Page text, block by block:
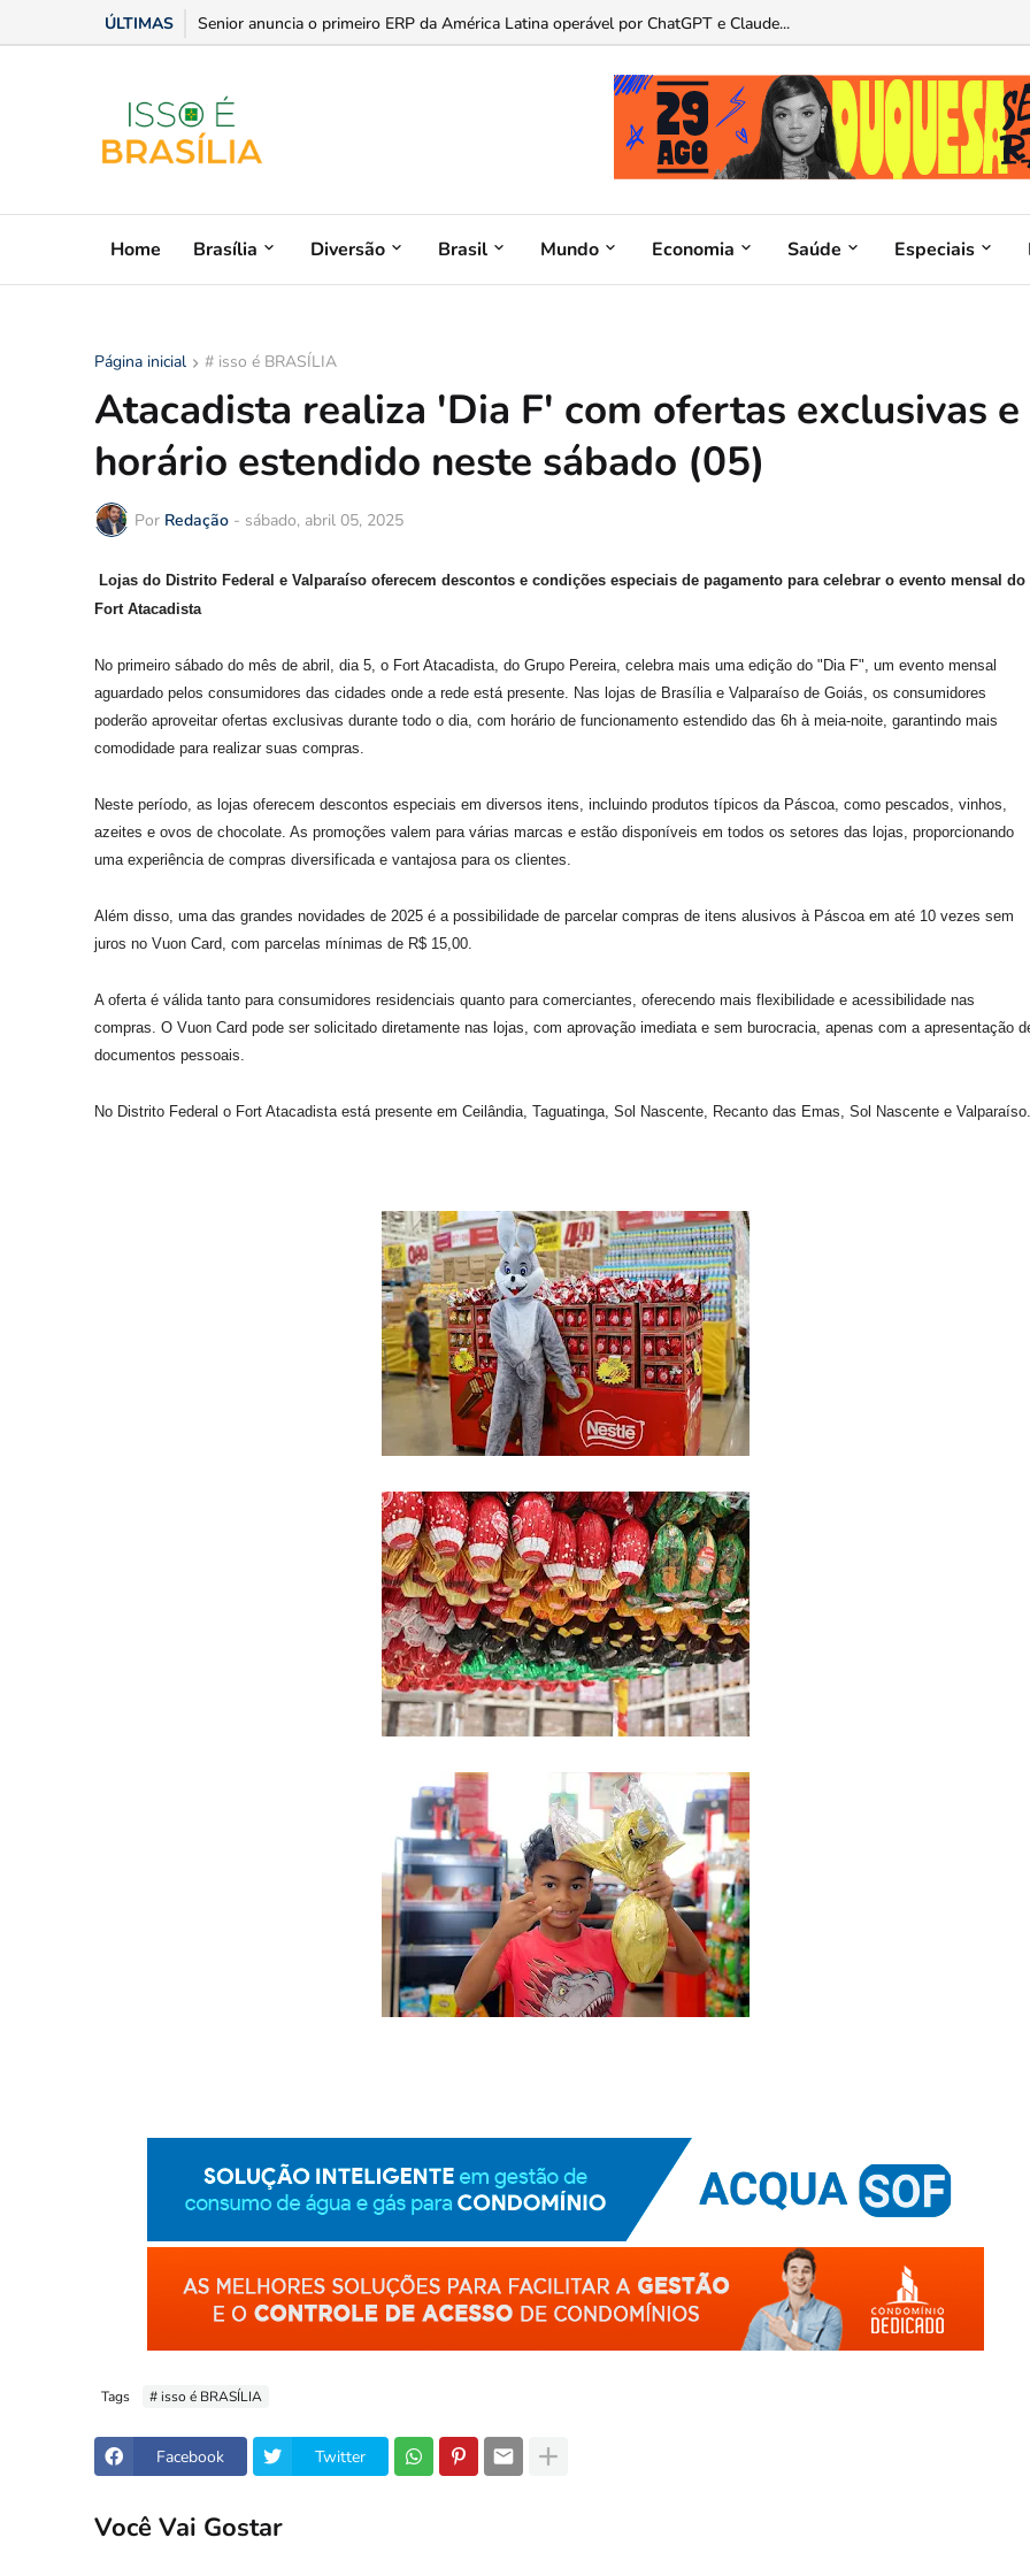
ÚLTIMAS Estilo, praticidade e paixão sobre rodas: dicas de presentes para pais apaixonados por carros...
Home Brasília Diversão Brasil Mundo Economia Saúde Especiais
Página inicial # isso é BRASÍLIA
Atacadista realiza 'Dia F' com ofertas exclusivas e
horário estendido neste sábado (05)
Por Redação - sábado, abril 05, 2025
Lojas do Distrito Federal e Valparaíso oferecem descontos e condições especiais de pagamento para celebrar o evento mensal do
Fort Atacadista
No primeiro sábado do mês de abril, dia 5, o Fort Atacadista, do Grupo Pereira, celebra mais uma edição do "Dia F", um evento mensal
aguardado pelos consumidores das cidades onde a rede está presente. Nas lojas de Brasília e Valparaíso de Goiás, os consumidores
poderão aproveitar ofertas exclusivas durante todo o dia, com horário de funcionamento estendido das 6h à meia-noite, garantindo mais
comodidade para realizar suas compras.
Neste período, as lojas oferecem descontos especiais em diversos itens, incluindo produtos típicos da Páscoa, como pescados, vinhos,
azeites e ovos de chocolate. As promoções valem para várias marcas e estão disponíveis em todos os setores das lojas, proporcionando
uma experiência de compras diversificada e vantajosa para os clientes.
Além disso, uma das grandes novidades de 2025 é a possibilidade de parcelar compras de itens alusivos à Páscoa em até 10 vezes sem
juros no Vuon Card, com parcelas mínimas de R$ 15,00.
A oferta é válida tanto para consumidores residenciais quanto para comerciantes, oferecendo mais flexibilidade e acessibilidade nas
compras. O Vuon Card pode ser solicitado diretamente nas lojas, com aprovação imediata e sem burocracia, apenas com a apresentação
documentos pessoais.
No Distrito Federal o Fort Atacadista está presente em Ceilândia, Taguatinga, Sol Nascente, Recanto das Emas, Sol Nascente e
Tags # isso é BRASÍLIA
Facebook Twitter
Você Vai Gostar